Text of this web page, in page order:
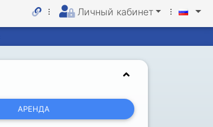
Личный кабинет
АРЕНДА